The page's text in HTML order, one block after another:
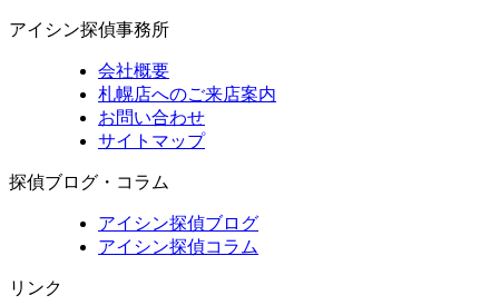
アイシン探偵事務所
会社概要
札幌店へのご来店案内
お問い合わせ
サイトマップ
探偵ブログ・コラム
アイシン探偵ブログ
アイシン探偵コラム
リンク